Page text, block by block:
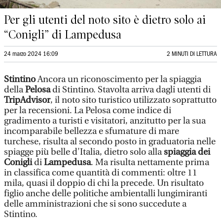
Per gli utenti del noto sito è dietro solo ai
“Conigli” di Lampedusa
24 marzo 2024 16:09 2 MINUTI DI LETTURA
StintinoAncora un riconoscimento per la spiaggia
dellaPelosadi Stintino. Stavolta arriva dagli utenti di
TripAdvisor, il noto sito turistico utilizzato soprattutto
per la recensioni. La Pelosa come indice di
gradimento a turisti e visitatori, anzitutto per la sua
incomparabile bellezza e sfumature di mare
turchese, risulta al secondo posto in graduatoria nelle
spiagge più belle d'Italia, dietro solo allaspiaggia dei
ConiglidiLampedusa. Ma risulta nettamente prima
in classifica come quantità di commenti: oltre 11
mila, quasi il doppio di chi la precede. Un risultato
figlio anche delle politiche ambientalli lungimiranti
delle amministrazioni che si sono succedute a
Stintino.